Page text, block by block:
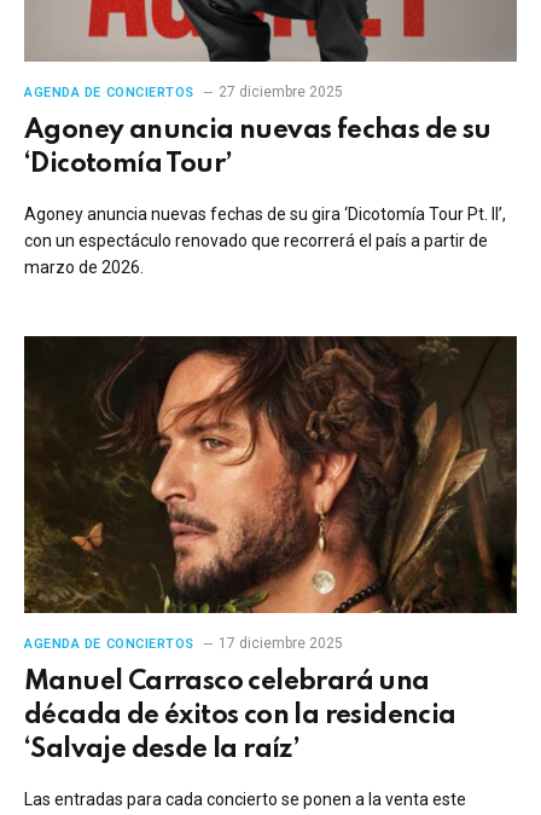
AGENDA DE CONCIERTOS 27 diciembre 2025
Agoney anuncia nuevas fechas de su
‘Dicotomía Tour’
Agoney anuncia nuevas fechas de su gira ‘Dicotomía Tour Pt. II’,
con un espectáculo renovado que recorrerá el país a partir de
marzo de 2026.
AGENDA DE CONCIERTOS 17 diciembre 2025
Manuel Carrasco celebrará una
década de éxitos con la residencia
‘Salvaje desde la raíz’
Las entradas para cada concierto se ponen a la venta este